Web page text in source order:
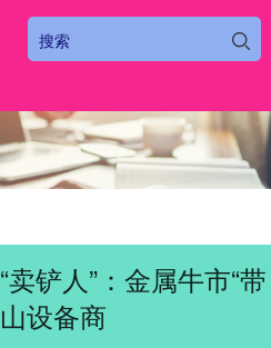
铲人”：金属牛市“带
设备商